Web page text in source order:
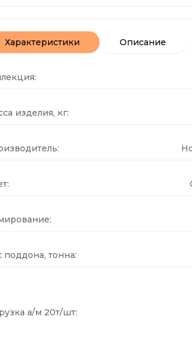
Характеристики Описание
изделия, кг:
поддона, тонна:
а/м 20т/шт: